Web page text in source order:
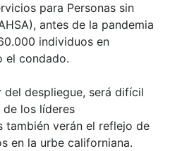
para Personas sin
antes de la pandemia
individuos en
el condado.
del despliegue, será difícil
los líderes
también verán el reflejo de
en la urbe californiana.